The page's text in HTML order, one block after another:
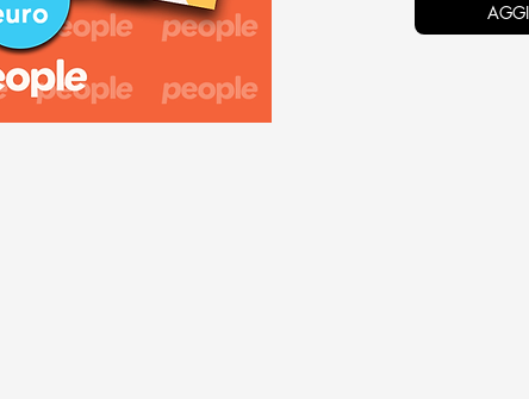
Ai prodotti di